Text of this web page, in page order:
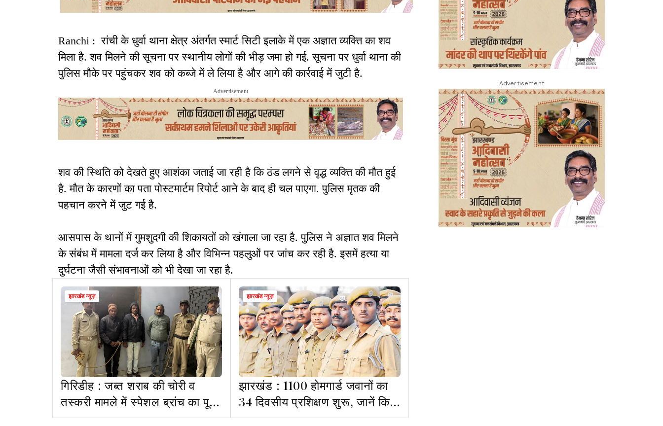
Ranchi : रांची के धुर्वा थाना क्षेत्र अंतर्गत स्मार्ट सिटी इलाके में एक अज्ञात व्यक्ति का शव
मिला है. शव मिलने की सूचना पर स्थानीय लोगों की भीड़ जमा हो गई. सूचना पर धुर्वा थाना की
पुलिस मौके पर पहुंचकर शव को कब्जे में ले लिया है और आगे की कार्रवाई में जुटी है.
Advertisement
शव की स्थिति को देखते हुए आशंका जताई जा रही है कि ठंड लगने से वृद्ध व्यक्ति की मौत हुई
है. मौत के कारणों का पता पोस्टमार्टम रिपोर्ट आने के बाद ही चल पाएगा. पुलिस मृतक की
पहचान करने में जुट गई है.
आसपास के थानों में गुमशुदगी की शिकायतों को खंगाला जा रहा है. पुलिस ने अज्ञात शव मिलने
के संबंध में मामला दर्ज कर लिया है और विभिन्न पहलुओं पर जांच कर रही है. इसमें हत्या या
दुर्घटना जैसी संभावनाओं को भी देखा जा रहा है.
झारखंड न्यूज़
गिरिडीह : जब्त शराब की चोरी व
तस्करी मामले में स्पेशल ब्रांच का पूर्व
कर्मी सहित तीन गिरफ्तार
झारखंड न्यूज़
झारखंड : 1100 होमगार्ड जवानों का
34 दिवसीय प्रशिक्षण शुरू, जानें किस
सेंटर पर किस जिले के जवानों की
Advertisement